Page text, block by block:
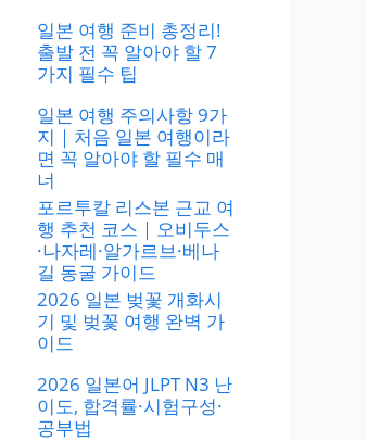
일본 여행 준비 총정리!
출발 전 꼭 알아야 할 7
가지 필수 팁
일본 여행 주의사항 9가
지｜처음 일본 여행이라
면 꼭 알아야 할 필수 매
너
포르투칼 리스본 근교 여
행 추천 코스｜오비두스
·나자레·알가르브·베나
길 동굴 가이드
2026 일본 벚꽃 개화시
기 및 벚꽃 여행 완벽 가
이드
2026 일본어 JLPT N3 난
이도, 합격률·시험구성·
공부법